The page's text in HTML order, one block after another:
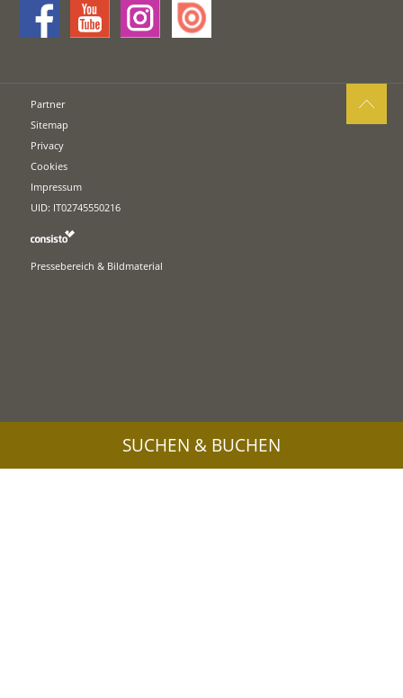
Partner
Sitemap
Privacy
Cookies
Impressum
UID: IT02745550216
Pressebereich & Bildmaterial
SUCHEN & BUCHEN